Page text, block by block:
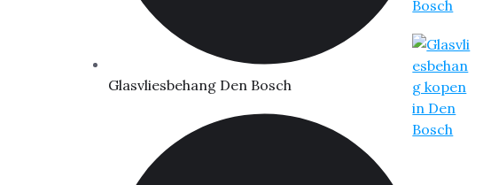
Glasvliesbehang Den Bosch